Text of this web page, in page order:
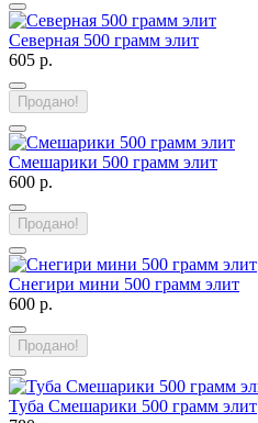
Северная 500 грамм элит
605 р.
Продано!
Смешарики 500 грамм элит
600 р.
Продано!
Снегири мини 500 грамм элит
600 р.
Продано!
Туба Смешарики 500 грамм элит